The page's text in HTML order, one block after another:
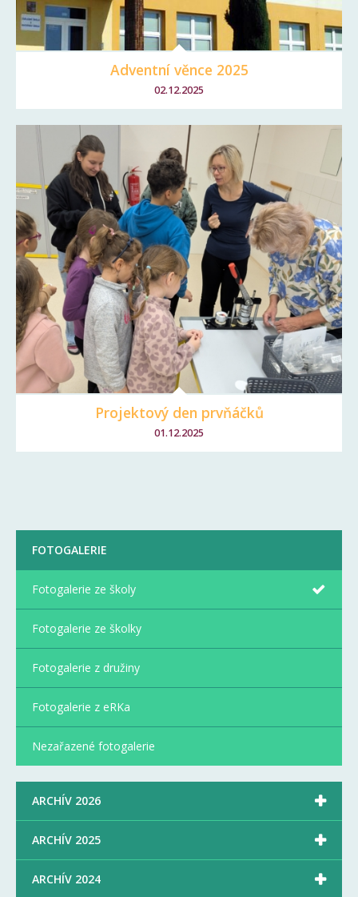
Adventní věnce 2025
02.12.2025
Projektový den prvňáčků
01.12.2025
FOTOGALERIE
Fotogalerie ze školy
Fotogalerie ze školky
Fotogalerie z družiny
Fotogalerie z eRKa
Nezařazené fotogalerie
ARCHÍV 2026 
ARCHÍV 2025 
ARCHÍV 2024 